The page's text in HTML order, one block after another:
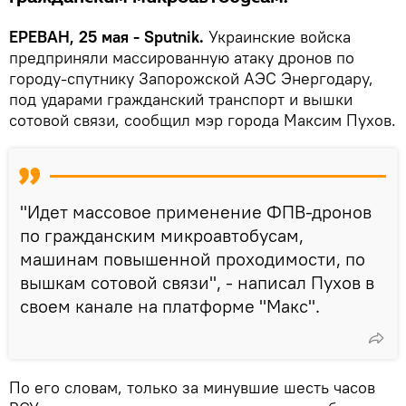
ЕРЕВАН, 25 мая - Sputnik. Украинские войска
предприняли массированную атаку дронов по
городу-спутнику Запорожской АЭС Энергодару,
под ударами гражданский транспорт и вышки
сотовой связи, сообщил мэр города Максим Пухов.
"Идет массовое применение ФПВ-дронов
по гражданским микроавтобусам,
машинам повышенной проходимости, по
вышкам сотовой связи", - написал Пухов в
своем канале на платформе "Макс".
По его словам, только за минувшие шесть часов